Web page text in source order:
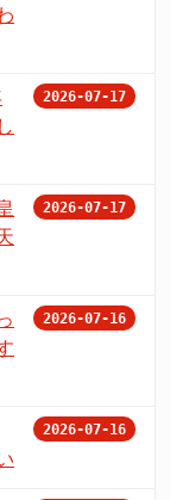
2026-07-17
2026-07-17
2026-07-16
2026-07-16